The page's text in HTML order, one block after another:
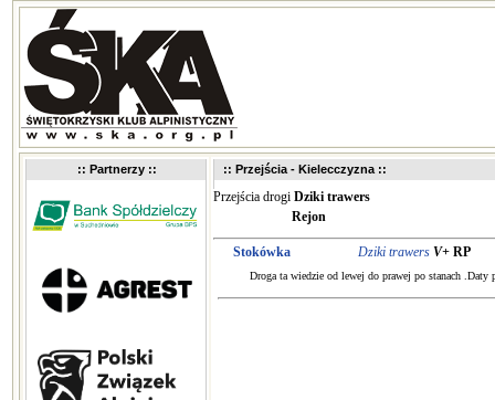
:: Partnerzy :: :: Przejścia - Kielecczyzna ::
Przejścia drogi Dziki trawers
Rejon
Stokówka Dziki trawers V+ RP
Droga ta wiedzie od lewej do prawej po stanach .Daty